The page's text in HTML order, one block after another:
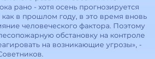
рано - хотя осень прогнозируется
как в прошлом году, в это время вновь
человеческого фактора. Поэтому
обстановку на контроле
на возникающие угрозы», -